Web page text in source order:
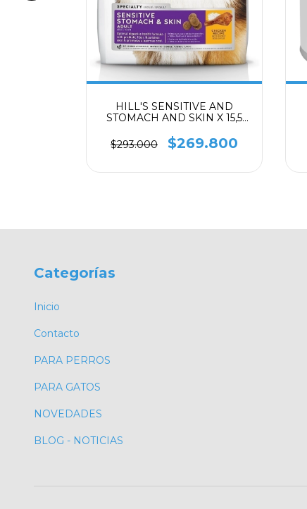
HILL'S SENSITIVE AND
STOMACH AND SKIN X 15,5
$293.000
$269.800
Categorías
Inicio
Contacto
PARA PERROS
PARA GATOS
NOVEDADES
BLOG - NOTICIAS